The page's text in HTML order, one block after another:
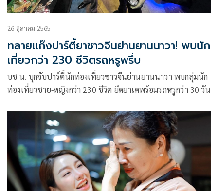
26 ตุลาคม 2565
ทลายแก๊งปาร์ตี้ยาชาวจีนย่านยานนาวา! พบนัก
เที่ยวกว่า 230 ชีวิตรถหรูพรึ่บ
บช.น. บุกจับปาร์ตี้นักท่องเที่ยวชาวจีนย่านยานนาวา พบกลุ่มนัก
ท่องเที่ยวชาย-หญิงกว่า 230 ชีวิต ยึดยาเคพร้อมรถหรูกว่า 30 วัน